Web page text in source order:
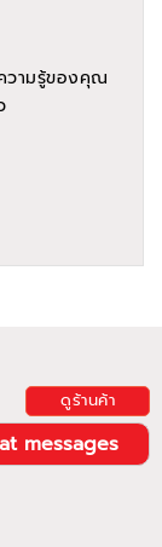
ดูร้านค้า
messages
วามรู้ของคุณ